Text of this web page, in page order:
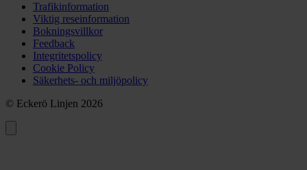
Trafikinformation
Viktig reseinformation
Bokningsvillkor
Feedback
Integritetspolicy
Cookie Policy
Säkerhets- och miljöpolicy
© Eckerö Linjen 2026